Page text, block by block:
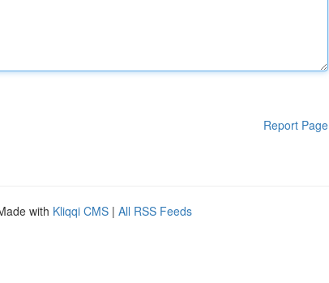
Report Page
with Kliqqi CMS | All RSS Feeds